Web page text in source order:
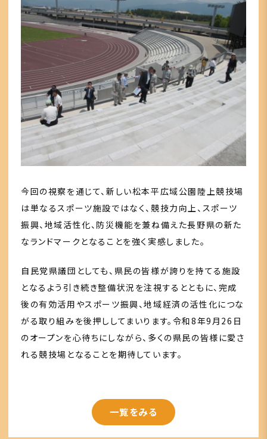
今回の視察を通じて、新しい松本平広域公園陸上競技場
は単なるスポーツ施設ではなく、競技力向上、スポーツ
振興、地域活性化、防災機能を兼ね備えた長野県の新た
なランドマークとなることを強く実感しました。
自民党県議団としても、県民の皆様が誇りを持てる施設
となるよう引き続き整備状況を注視するとともに、完成
後の有効活用やスポーツ振興、地域経済の活性化につな
がる取り組みを後押ししてまいります。令和8年9月26日
のオープンを心待ちにしながら、多くの県民の皆様に愛さ
れる競技場となることを期待しています。
一覧をみる